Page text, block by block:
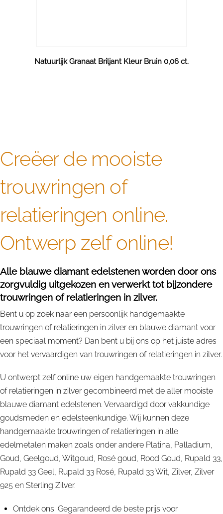
Natuurlijk Granaat Briljant Kleur Bruin 0,06 ct.
Creëer de mooiste
trouwringen of
relatieringen online.
Ontwerp zelf online!
Alle blauwe diamant edelstenen worden door ons
zorgvuldig uitgekozen en verwerkt tot bijzondere
trouwringen of relatieringen in zilver.
Bent u op zoek naar een persoonlijk handgemaakte
trouwringen of relatieringen in zilver en blauwe diamant voor
een speciaal moment? Dan bent u bij ons op het juiste adres
voor het vervaardigen van trouwringen of relatieringen in zilver.
U ontwerpt zelf online uw eigen handgemaakte trouwringen
of relatieringen in zilver gecombineerd met de aller mooiste
blauwe diamant edelstenen. Vervaardigd door vakkundige
goudsmeden en edelsteenkundige. Wij kunnen deze
handgemaakte trouwringen of relatieringen in alle
edelmetalen maken zoals onder andere Platina, Palladium,
Goud, Geelgoud, Witgoud, Rosé goud, Rood Goud, Rupald 33,
Rupald 33 Geel, Rupald 33 Rosé, Rupald 33 Wit, Zilver, Zilver
925 en Sterling Zilver.
Ontdek ons. Gegarandeerd de beste prijs voor